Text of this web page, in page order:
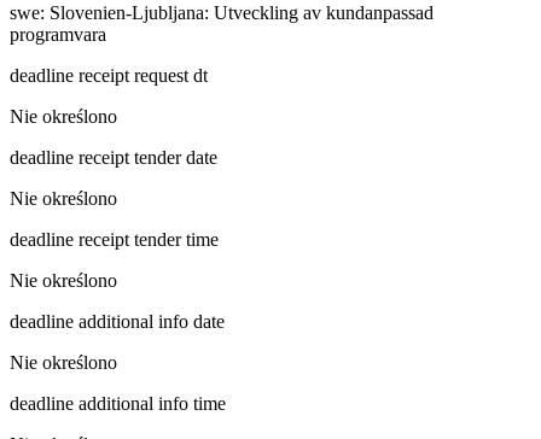
swe: Slovenien-Ljubljana: Utveckling av kundanpassad
programvara
deadline receipt request dt
Nie określono
deadline receipt tender date
Nie określono
deadline receipt tender time
Nie określono
deadline additional info date
Nie określono
deadline additional info time